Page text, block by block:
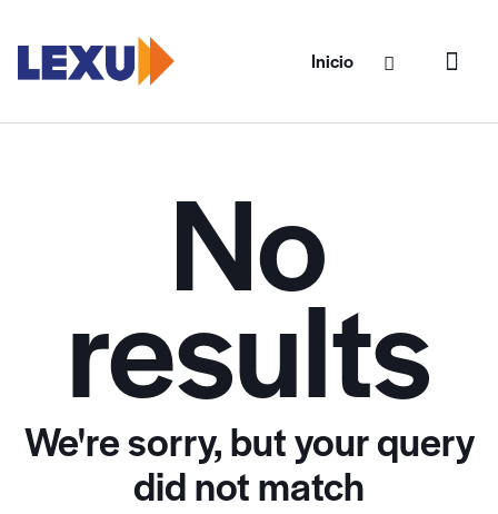
Inicio
No
results
We're sorry, but your query
did not match